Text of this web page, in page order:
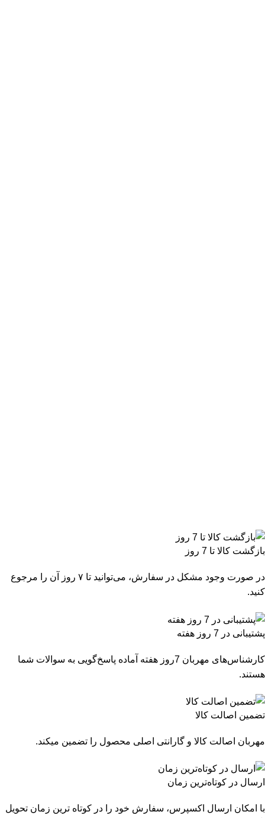
بازگشت کالا تا 7 روز
در صورت وجود مشکل در سفارش، می‌توانید تا ۷ روز آن را مرجوع
کنید.
پشتیبانی در 7 روز هفته
کارشناس‌های مهربان 7روز هفته آماده پاسخ‌گویی به سوالات شما
هستند.
تضمین اصالت کالا
مهربان اصالت کالا و گارانتی اصلی محصول را تضمین میکند.
ارسال در کوتاه‌ترین زمان
با امکان ارسال اکسپرس، سفارش خود را در کوتاه ترین زمان تحویل